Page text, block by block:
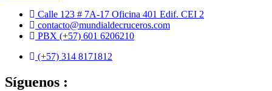
Calle 123 # 7A-17 Oficina 401 Edif. CEI 2
contacto@mundialdecruceros.com
PBX (+57) 601 6206210
(+57) 314 8171812
Síguenos :